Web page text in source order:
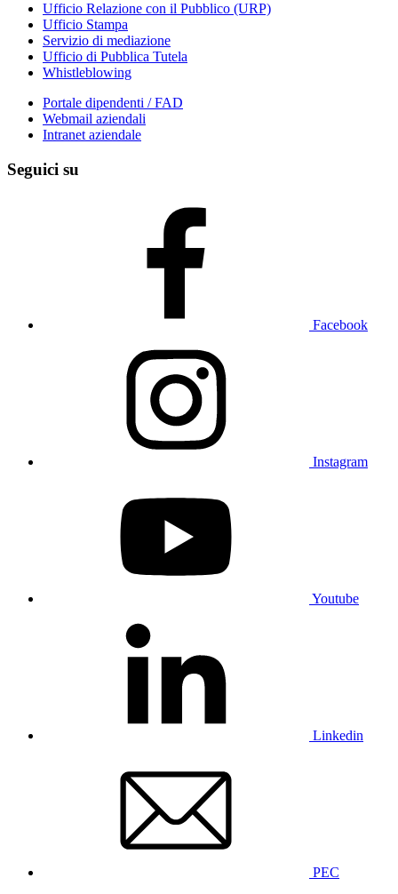
Ufficio Relazione con il Pubblico (URP)
Ufficio Stampa
Servizio di mediazione
Ufficio di Pubblica Tutela
Whistleblowing
Portale dipendenti / FAD
Webmail aziendali
Intranet aziendale
Seguici su
Facebook
Instagram
Youtube
Linkedin
PEC